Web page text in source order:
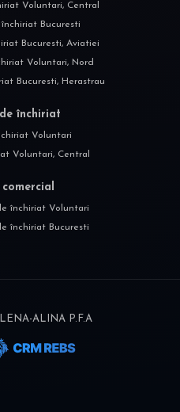
Voluntari, Central
Bucuresti
Bucuresti, Aviatiei
Voluntari, Nord
Bucuresti, Herastrau
închiriat
Voluntari
Voluntari, Central
închiriat Voluntari
închiriat Bucuresti
ALINA P.F.A